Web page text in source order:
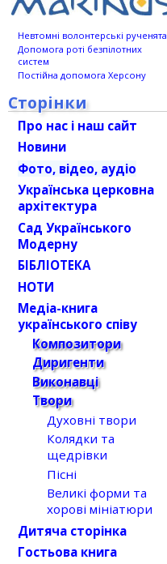
Невтомні волонтерські рученята
Допомога роті безпілотних
систем
Постійна допомога Херсону
Сторінки
Про нас і наш сайт
Новини
Фото, відео, аудіо
Українська церковна
архітектура
Сад Українського
Модерну
БІБЛІОТЕКА
НОТИ
Медіа-книга
українського співу
Композитори
Диригенти
Виконавці
Твори
Духовні твори
Колядки та
щедрівки
Пісні
Великі форми та
хорові мініатюри
Дитяча сторінка
Гостьова книга